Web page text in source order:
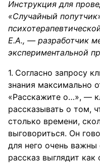
Инструкция для
«Случайный
Е.А., — разработчик
экспериментальной
Согласно запросу
знания максимально
«Расскажите о…», —
рассказывать о том,
столько времени,
выговориться. Он
для него очень
рассказ выглядит как